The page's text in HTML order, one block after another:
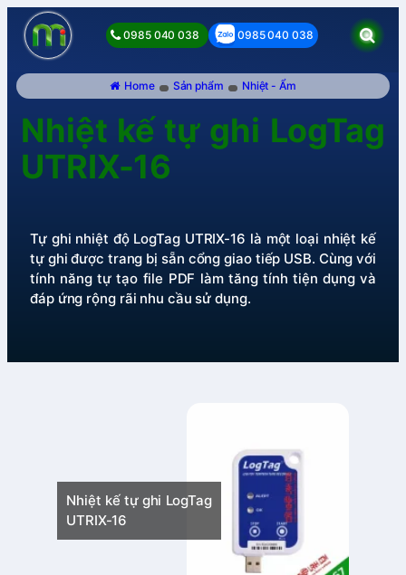
0985 040 038 0985 040 038
Home Sản phẩm Nhiệt - Ẩm
Nhiệt kế tự ghi LogTag
UTRIX-16
Tự ghi nhiệt độ LogTag UTRIX-16 là một loại nhiệt kế
tự ghi được trang bị sẵn cổng giao tiếp USB. Cùng với
tính năng tự tạo file PDF làm tăng tính tiện dụng và
đáp ứng rộng rãi nhu cầu sử dụng.
kế tự ghi LogTag